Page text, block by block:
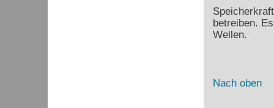
betreiben.
Wellen.
Nach oben